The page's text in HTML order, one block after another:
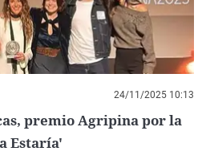
24/11/2025 10:13
premio Agripina por la
Estaría'